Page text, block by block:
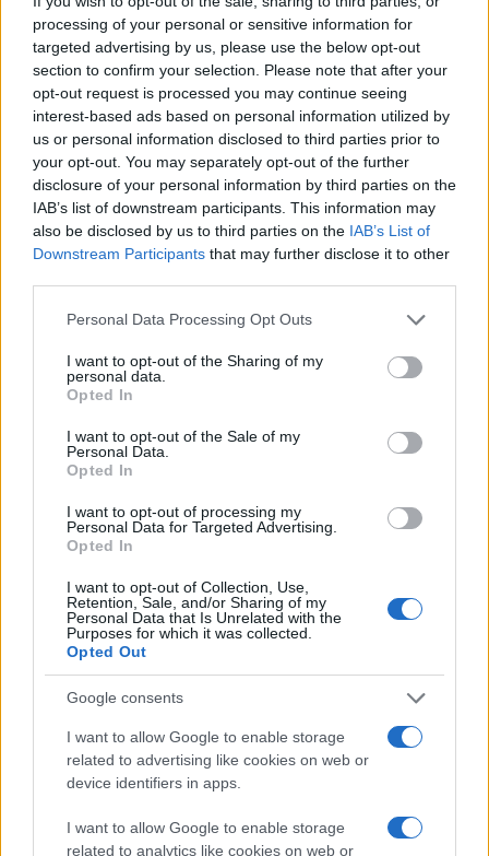
processing of your personal or sensitive information for
targeted advertising by us, please use the below opt-out
section to confirm your selection. Please note that after your
opt-out request is processed you may continue seeing
interest-based ads based on personal information utilized by
us or personal information disclosed to third parties prior to
your opt-out. You may separately opt-out of the further
disclosure of your personal information by third parties on the
IAB’s list of downstream participants. This information may
also be disclosed by us to third parties on the IAB’s List of
Downstream Participants that may further disclose it to other
Please note that this website/app uses one or more Google
not limited to your visit or usage behaviour. You may click to
grant or deny consent to Google and its third-party tags to
use your data for below specified purposes in below Google
consent section.
Personal Data Processing Opt Outs
I want to opt-out of the Sharing of my
personal data.
Opted In
I want to opt-out of the Sale of my
Personal Data.
Opted In
I want to opt-out of processing my
Personal Data for Targeted Advertising.
Opted In
I want to opt-out of Collection, Use,
Retention, Sale, and/or Sharing of my
Personal Data that Is Unrelated with the
Purposes for which it was collected.
Opted Out
Google consents
I want to allow Google to enable storage
related to advertising like cookies on web or
device identifiers in apps.
I want to allow Google to enable storage
related to analytics like cookies on web or
τοπικά μοντέλα άνω των 120 δισεκατομμυρίων
παραμέτρων, διατηρώντας ένα context window του 1
εκατομμυρίου tokens με διαδραστικές ταχύτητες. Το
τοπικό fine-tuning που απαιτούσε δέσμευση GPU
instances στο cloud, τώρα πραγματοποιείται εγγενώς.
Διαβάστε επίσης
πανίσχυρη εποχή για τα Windows PCs με
το RTX Spark!
Το θερμικό προφίλ και ο σχεδιασμός
Η παροχή επιδόσεων επιπέδου Petaflop σε ένα
συμπαγές form factor γεννά προκλήσεις θερμικής
μια βιομηχανική προσέγγιση, όπου το ίδιο το σασί